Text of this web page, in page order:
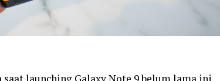
launching Galaxy Note 9 belum lama ini.